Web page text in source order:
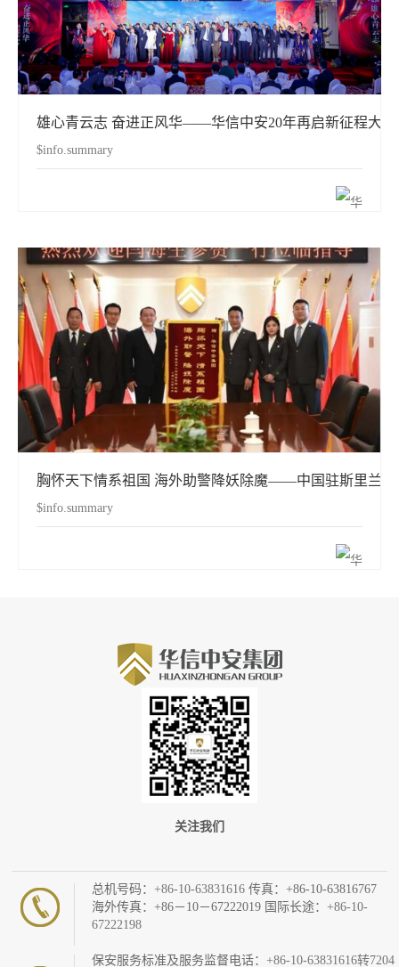
雄心青云志 奋进正风华——华信中安20年再启新征程大会
$info.summary
胸怀天下情系祖国 海外助警降妖除魔——中国驻斯里兰
$info.summary
关注我们
总机号码：+86-10-63831616传真：+86-10-63816767
海外传真：+86－10－67222019 国际长途：+86-10-
67222198
保安服务标准及服务监督电话：+86-10-63831616转7204